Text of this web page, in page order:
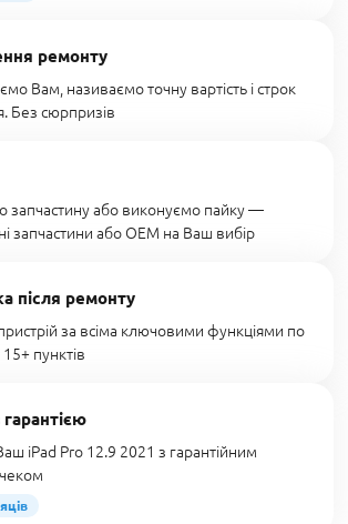
ремонту
Вам, називаємо точну вартість і строк
Без сюрпризів
запчастину або виконуємо пайку —
запчастини або OEM на Ваш вибір
після ремонту
за всіма ключовими функціями по
15+ пунктів
iPad Pro 12.9 2021 з гарантійним